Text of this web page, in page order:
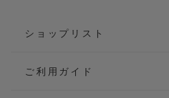
ショップリスト
ご利用ガイド